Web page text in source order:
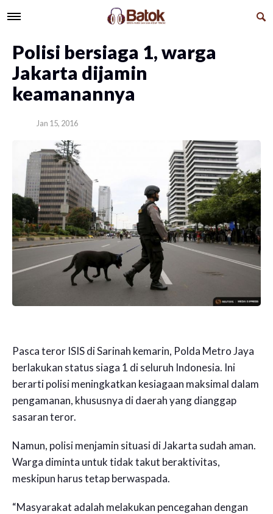
Polisi bersiaga 1, warga
Jakarta dijamin
keamanannya
Jan 15, 2016
Pasca teror ISIS di Sarinah kemarin, Polda Metro Jaya
berlakukan status siaga 1 di seluruh Indonesia. Ini
berarti polisi meningkatkan kesiagaan maksimal dalam
pengamanan, khususnya di daerah yang dianggap
sasaran teror.
Namun, polisi menjamin situasi di Jakarta sudah aman.
Warga diminta untuk tidak takut beraktivitas,
meskipun harus tetap berwaspada.
“Masyarakat adalah melakukan pencegahan dengan